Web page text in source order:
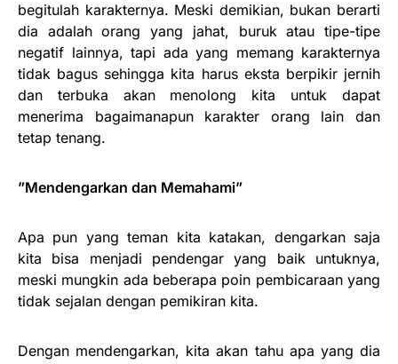
begitulah karakternya. Meski demikian, bukan berarti
dia adalah orang yang jahat, buruk atau tipe-tipe
negatif lainnya, tapi ada yang memang karakternya
tidak bagus sehingga kita harus eksta berpikir jernih
dan terbuka akan menolong kita untuk dapat
menerima bagaimanapun karakter orang lain dan
tetap tenang.
”Mendengarkan dan Memahami”
Apa pun yang teman kita katakan, dengarkan saja
kita bisa menjadi pendengar yang baik untuknya,
meski mungkin ada beberapa poin pembicaraan yang
tidak sejalan dengan pemikiran kita.
Dengan mendengarkan, kita akan tahu apa yang dia